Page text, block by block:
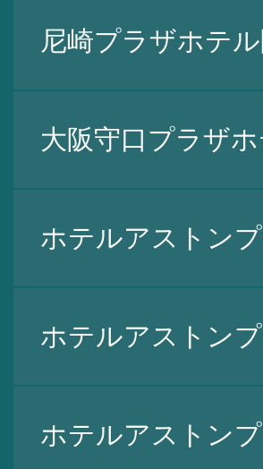
尼崎プラザホテ
大阪守口プラザ
ホテルアストン
ホテルアストン
ホテルアストン